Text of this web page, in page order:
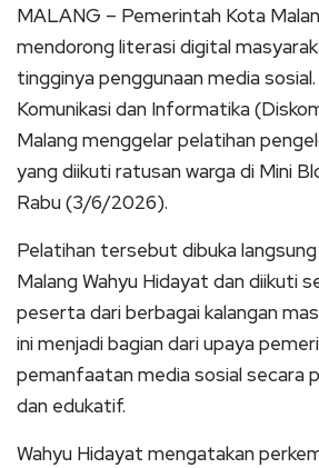
MALANG – Pemerintah Kota
mendorong literasi digital
tingginya penggunaan media
Komunikasi dan Informatika
Malang menggelar pelatihan
yang diikuti ratusan warga di Mini
Rabu (3/6/2026).
Pelatihan tersebut dibuka langsung
Malang Wahyu Hidayat dan diikuti
peserta dari berbagai kalangan
ini menjadi bagian dari upaya
pemanfaatan media sosial secara
dan edukatif.
Wahyu Hidayat mengatakan